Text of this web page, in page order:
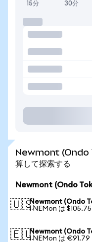
15分 30分
Newmont (Ondo
算して探索する
Newmont (Ondo
🇺🇸Newmont (Ondo
1 NEMon は
🇪🇺Newmont (Ondo
1 NEMon は €91.79